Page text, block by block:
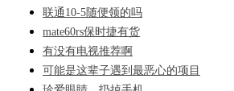
联通10-5随便领的吗
mate60rs保时捷有货
有没有电视推荐啊
可能是这辈子遇到最恶心的项目